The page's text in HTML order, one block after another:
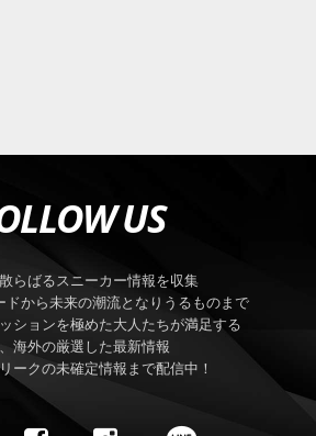
US
らばるスニーカー情報を収集
ドから未来の潮流となりうるものまで
ションを極めた大人たちが満足する
海外の厳選した最新情報
ークの未確定情報まで配信中！